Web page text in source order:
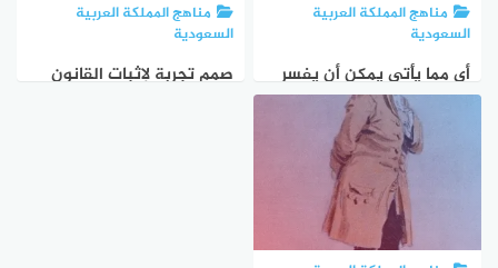
مناهج المملكة العربية
السعودية
أي مما يأتي يمكن أن يفسر
حدثاً في العالم الطبيعي ؟
قانون نظرية تجربة فرضية
مناهج المملكة العربية
السعودية
صمم تجربة لإثبات القانون